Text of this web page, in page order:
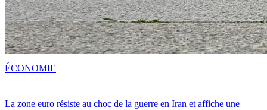
La zone euro résiste au choc de la guerre en Iran et affiche une
ÉCONOMIE